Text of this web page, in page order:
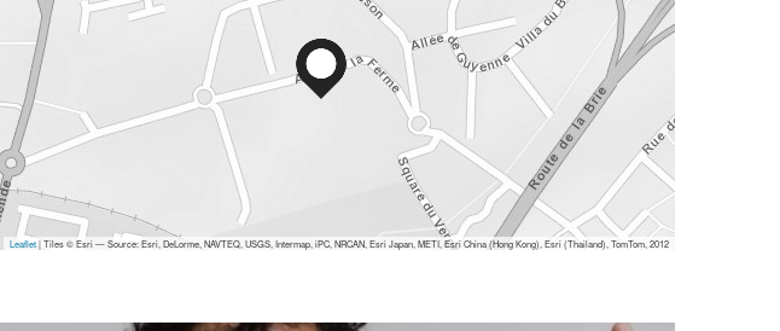
Leaflet| Tiles © Esri — Source: Esri, DeLorme, NAVTEQ, USGS, Intermap, iPC, NRCAN, Esri Japan, METI, Esri China (Hong Kong), Esri (Thailand), TomTom, 2012